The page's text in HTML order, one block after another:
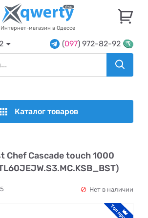
Интернет-магазин в Одессе
(097) 972-82-92
Каталог товаров
Chef Cascade touch 1000
Нет в наличии